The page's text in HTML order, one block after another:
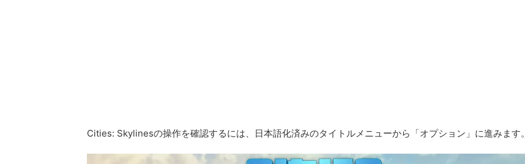
Cities: Skylinesの操作を確認するには、日本語化済みのタイトルメニューから「オプション」に進みます。